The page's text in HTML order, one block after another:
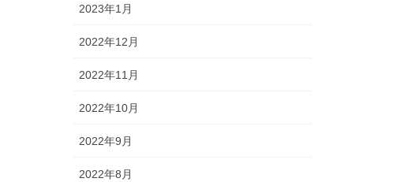
2023年1月
2022年12月
2022年11月
2022年10月
2022年9月
2022年8月